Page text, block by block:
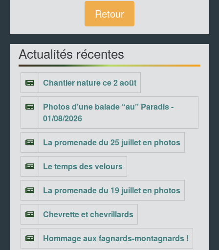
Retour
Actualités récentes
Chantier nature ce 2 août
Photos d’une balade “au” Paradis -
01/08/2026
La promenade du 25 juillet en photos
Le temps des velours
La promenade du 19 juillet en photos
Chevrette et chevrillards
Hommage aux fagnards-montagnards !